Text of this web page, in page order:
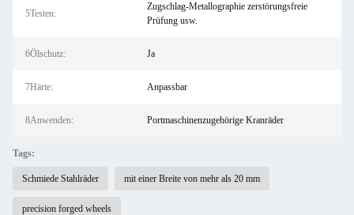
5Testen:
Zugschlag-Metallographie zerstörungsfreie
Prüfung usw.
6Ölschutz: Ja
7Härte: Anpassbar
8Anwenden: Portmaschinenzugehörige Kranräder
Tags:
Schmiede Stahlräder mit einer Breite von mehr als 20 mm
precision forged wheels